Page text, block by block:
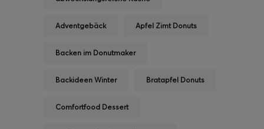
Adventgebäck Apfel Zimt Donuts
Backen im Donutmaker
Backideen Winter Bratapfel Donuts
Comfortfood Dessert